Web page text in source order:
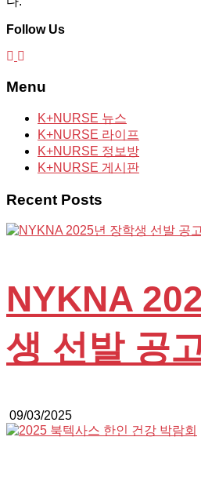
Follow Us
Menu
K+NURSE 뉴스
K+NURSE 라이프
K+NURSE 정보방
K+NURSE 게시판
Recent Posts
NYKNA
생 선발 공
09/03/2025